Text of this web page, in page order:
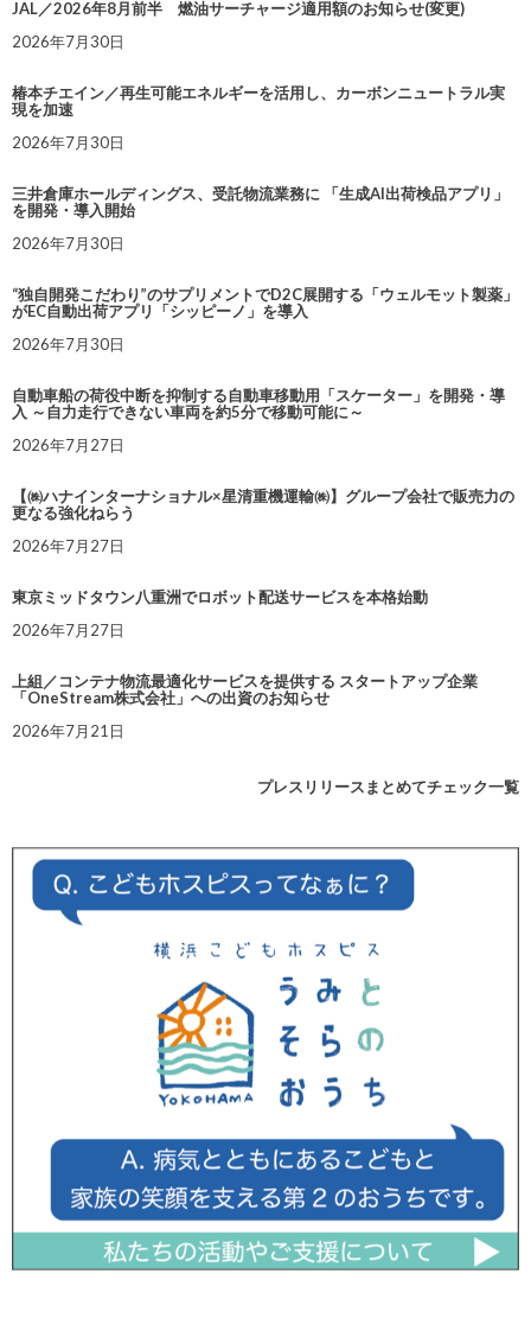
JAL／2026年8月前半 燃油サーチャージ適用額のお知らせ(変更)
2026年7月30日
椿本チエイン／再生可能エネルギーを活用し、カーボンニュートラル実
現を加速
2026年7月30日
三井倉庫ホールディングス、受託物流業務に 「生成AI出荷検品アプリ」
を開発・導入開始
2026年7月30日
“独自開発こだわり”のサプリメントでD2C展開する「ウェルモット製薬」
がEC自動出荷アプリ「シッピーノ」を導入
2026年7月30日
自動車船の荷役中断を抑制する自動車移動用「スケーター」を開発・導
入 ～自力走行できない車両を約5分で移動可能に～
2026年7月27日
【㈱ハナインターナショナル×星清重機運輸㈱】グループ会社で販売力の
更なる強化ねらう
2026年7月27日
東京ミッドタウン八重洲でロボット配送サービスを本格始動
2026年7月27日
上組／コンテナ物流最適化サービスを提供する スタートアップ企業
「OneStream株式会社」への出資のお知らせ
2026年7月21日
プレスリリースまとめてチェック一覧